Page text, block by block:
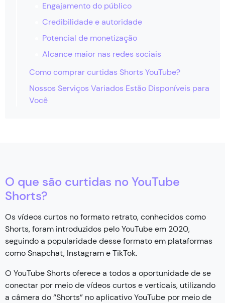
Engajamento do público
Credibilidade e autoridade
Potencial de monetização
Alcance maior nas redes sociais
Como comprar curtidas Shorts YouTube?
Nossos Serviços Variados Estão Disponíveis para
Você
O que são curtidas no YouTube
Shorts?
Os vídeos curtos no formato retrato, conhecidos como
Shorts, foram introduzidos pelo YouTube em 2020,
seguindo a popularidade desse formato em plataformas
como Snapchat, Instagram e TikTok.
O YouTube Shorts oferece a todos a oportunidade de se
conectar por meio de vídeos curtos e verticais, utilizando
a câmera do “Shorts” no aplicativo YouTube por meio de